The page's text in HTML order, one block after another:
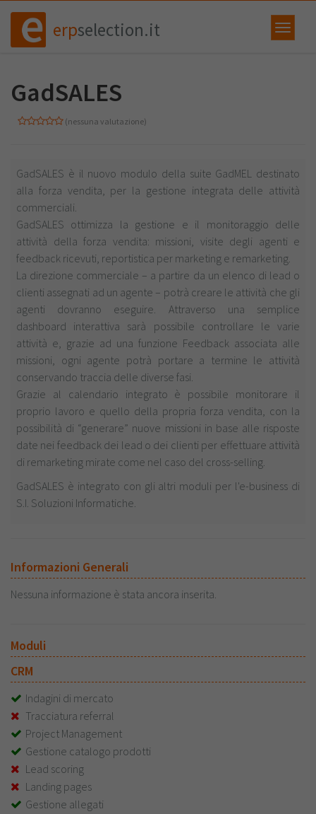
erpselection.it
GadSALES
(nessuna valutazione)
GadSALES è il nuovo modulo della suite GadMEL destinato
alla forza vendita, per la gestione integrata delle attività
commerciali.
GadSALES ottimizza la gestione e il monitoraggio delle
attività della forza vendita: missioni, visite degli agenti e
feedback ricevuti, reportistica per marketing e remarketing.
La direzione commerciale – a partire da un elenco di lead o
clienti assegnati ad un agente – potrà creare le attività che gli
agenti dovranno eseguire. Attraverso una semplice
dashboard interattiva sarà possibile controllare le varie
attività e, grazie ad una funzione Feedback associata alle
missioni, ogni agente potrà portare a termine le attività
conservando traccia delle diverse fasi.
Grazie al calendario integrato è possibile monitorare il
proprio lavoro e quello della propria forza vendita, con la
possibilità di “generare” nuove missioni in base alle risposte
date nei feedback dei lead o dei clienti per effettuare attività
di remarketing mirate come nel caso del cross-selling.
GadSALES è integrato con gli altri moduli per l'e-business di
S.I. Soluzioni Informatiche.
Informazioni Generali
Nessuna informazione è stata ancora inserita.
Moduli
CRM
Indagini di mercato
Tracciatura referral
Project Management
Gestione catalogo prodotti
Lead scoring
Landing pages
Gestione allegati